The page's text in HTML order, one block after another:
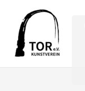
springen
3:00